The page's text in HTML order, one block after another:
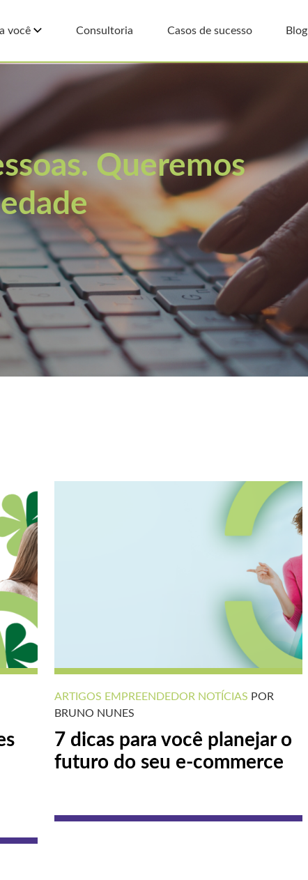
você Consultoria Casos de sucesso Blog
Queremos
ARTIGOS EMPREENDEDOR NOTÍCIAS POR
BRUNO NUNES
7 dicas para você planejar o
futuro do seu e-commerce